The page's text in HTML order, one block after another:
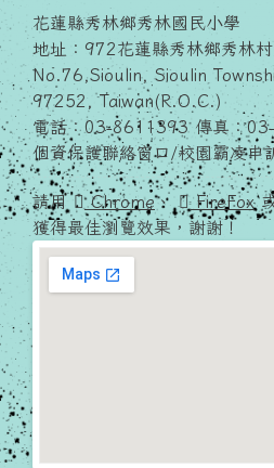
花蓮縣秀林鄉秀林國民小學
地址：972花蓮縣秀林鄉秀林
No.76,Sioulin, Sioulin
97252, Taiwan(R.O.C.)
電話：03-8611393 傳真：
個資保護聯絡窗口/校園霸凌申
請用 Chrome、 FireFox
獲得最佳瀏覽效果，謝謝！